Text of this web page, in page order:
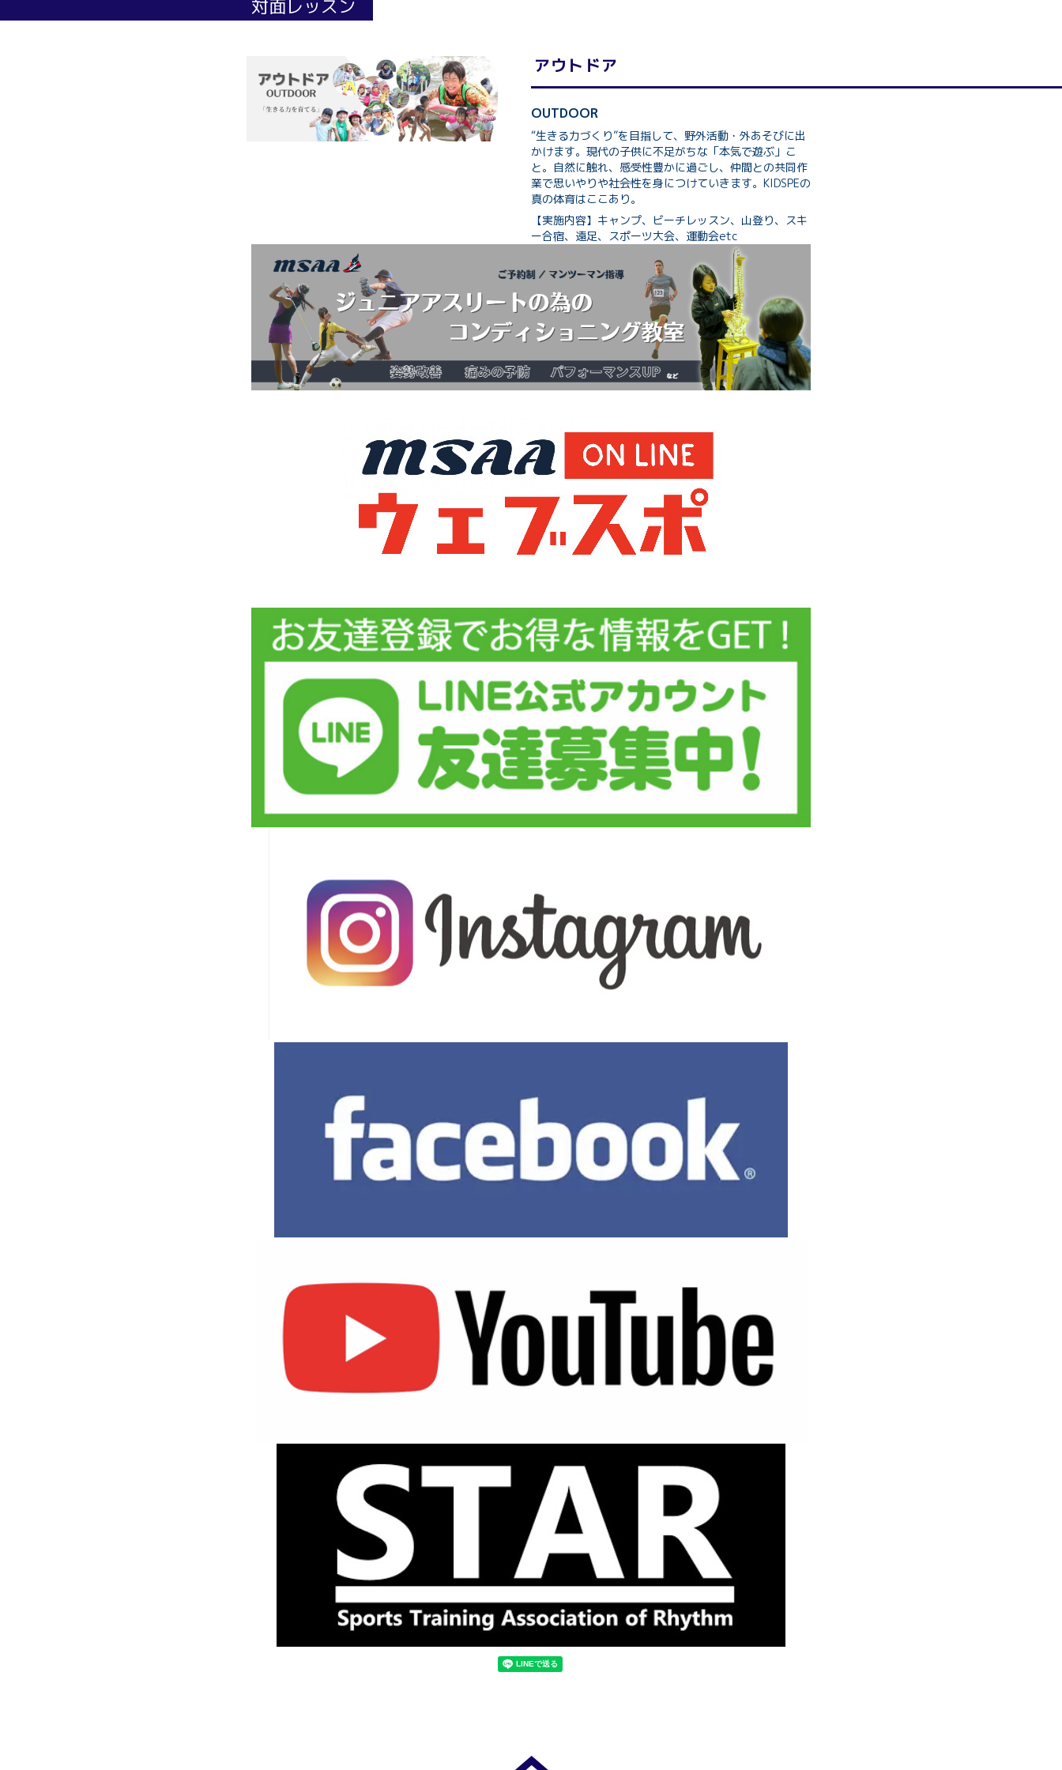
対面レッスン
アウトドア
OUTDOOR
“生きる力づくり”を目指して、野外活動・外あそびに出
かけます。現代の子供に不足がちな「本気で遊ぶ」こ
と。自然に触れ、感受性豊かに過ごし、仲間との共同作
業で思いやりや社会性を身につけていきます。KIDSPEの
真の体育はここあり。
【実施内容】キャンプ、ビーチレッスン、山登り、スキ
ー合宿、遠足、スポーツ大会、運動会etc